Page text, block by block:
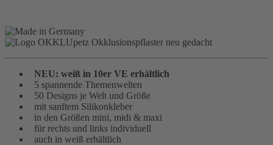
NEU: weiß in 10er VE erhältlich
5 spannende Themenwelten
50 Designs je Welt und Größe
mit sanftem Silikonkleber
in den Größen mini, midi & maxi
für rechts und links individuell
auch in weiß erhältlich